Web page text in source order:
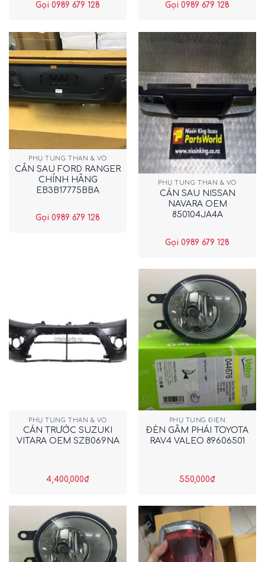
Gọi 0989 679 128 Gọi 0989 679 128
PHỤ TÙNG THÂN & VỎ
CẢN SAU FORD RANGER
CHÍNH HÃNG
EB3B17775BBA
Gọi 0989 679 128
PHỤ TÙNG THÂN & VỎ
CẢN SAU NISSAN
NAVARA OEM
850104JA4A
Gọi 0989 679 128
PHỤ TÙNG THÂN & VỎ
CẢN TRƯỚC SUZUKI
VITARA OEM SZB069NA
4,400,000₫
PHỤ TÙNG ĐIỆN
ĐÈN GẦM PHẢI TOYOTA
RAV4 VALEO 89606501
550,000₫